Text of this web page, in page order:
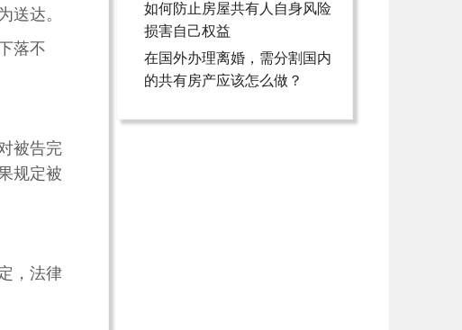
送达。
落不
被告完
规定被
，法律
如何防止房屋共有人自身风险
损害自己权益
在国外办理离婚，需分割国内
的共有房产应该怎么做？